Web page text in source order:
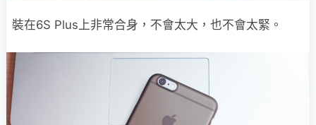
裝在6S Plus上非常合身，不會太大，也不會太緊。